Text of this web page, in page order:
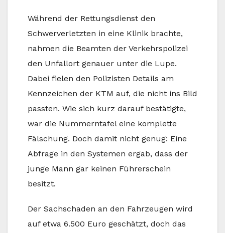
Während der Rettungsdienst den
Schwerverletzten in eine Klinik brachte,
nahmen die Beamten der Verkehrspolizei
den Unfallort genauer unter die Lupe.
Dabei fielen den Polizisten Details am
Kennzeichen der KTM auf, die nicht ins Bild
passten. Wie sich kurz darauf bestätigte,
war die Nummerntafel eine komplette
Fälschung. Doch damit nicht genug: Eine
Abfrage in den Systemen ergab, dass der
junge Mann gar keinen Führerschein
besitzt.
Der Sachschaden an den Fahrzeugen wird
auf etwa 6.500 Euro geschätzt, doch das